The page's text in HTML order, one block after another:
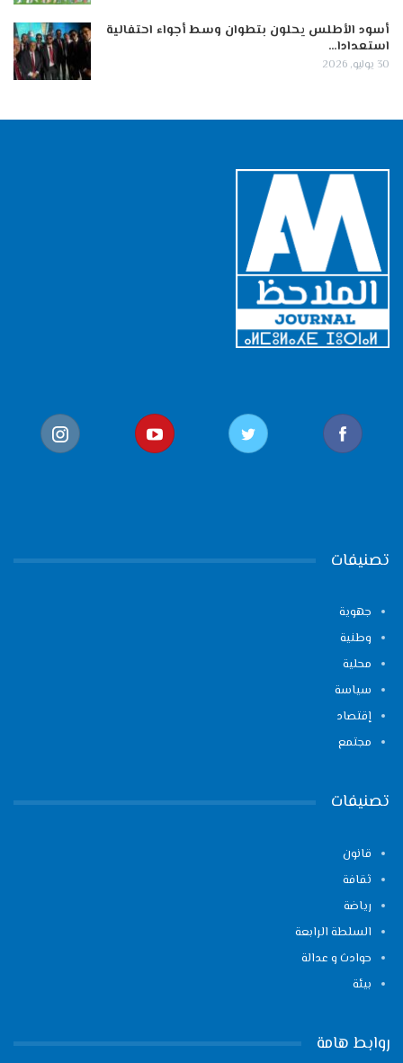
أسود الأطلس يحلون بتطوان وسط أجواء احتفالية
استعدادا…
30 يوليو, 2026
تصنيفات
جهوية
وطنية
محلية
سياسة
إقتصاد
مجتمع
تصنيفات
قانون
ثقافة
رياضة
السلطة الرابعة
حوادث و عدالة
بيئة
روابط هامة